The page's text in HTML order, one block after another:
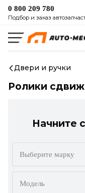
0 800 209 780
Подбор и заказ
Двери и ручки
Ролики
Начните
Выберите марку
Модель